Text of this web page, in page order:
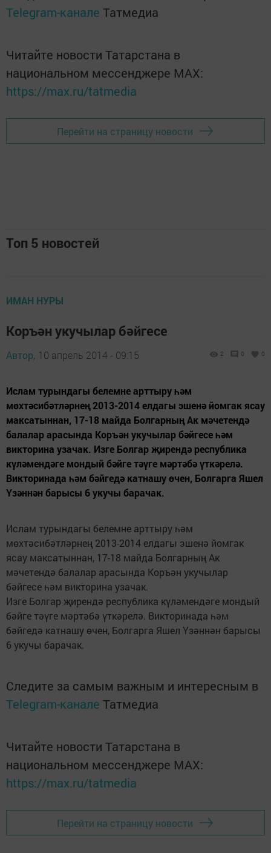
Telegram-канале Татмедиа
Читайте новости Татарстана в
национальном мессенджере MАХ:
https://max.ru/tatmedia
Перейти на страницу новости
Топ 5 новостей
ИМАН НУРЫ
Коръән укучылар бәйгесе
Автор, 10 апрель 2014 - 09:15 2 0 0
Ислам турындагы белемне арттыру һәм
мөхтәсибәтләрнең 2013-2014 елдагы эшенә йомгак ясау
максатыннан, 17-18 майда Болгарның Ак мәчетендә
балалар арасында Коръән укучылар бәйгесе һәм
викторина узачак. Изге Болгар җирендә республика
күләмендәге мондый бәйге тәүге мәртәбә үткәрелә.
Викторинада һәм бәйгедә катнашу өчен, Болгарга Яшел
Үзәннән барысы 6 укучы барачак.
Ислам турындагы белемне арттыру һәм
мөхтәсибәтләрнең 2013-2014 елдагы эшенә йомгак
ясау максатыннан, 17-18 майда Болгарның Ак
мәчетендә балалар арасында Коръән укучылар
бәйгесе һәм викторина узачак.
Изге Болгар җирендә республика күләмендәге мондый
бәйге тәүге мәртәбә үткәрелә. Викторинада һәм
бәйгедә катнашу өчен, Болгарга Яшел Үзәннән барысы
6 укучы барачак.
Следите за самым важным и интересным в
Telegram-канале Татмедиа
Читайте новости Татарстана в
национальном мессенджере MАХ:
https://max.ru/tatmedia
Перейти на страницу новости